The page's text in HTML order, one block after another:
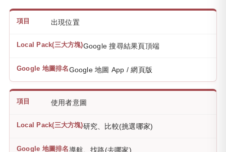
出現位置
Google 搜尋結果頁頂端
Google 地圖 App / 網頁版
使用者意圖
研究、比較(挑選哪家)
導航、找路(去哪家)